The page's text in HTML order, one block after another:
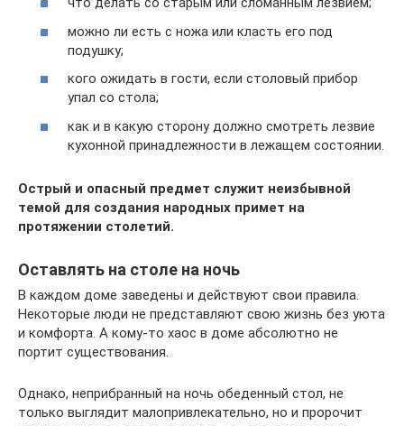
можно ли есть с ножа или класть его под
подушку;
кого ожидать в гости, если столовый прибор
упал со стола;
как и в какую сторону должно смотреть лезвие
кухонной принадлежности в лежащем состоянии.
Острый и опасный предмет служит неизбывной
темой для создания народных примет на
протяжении столетий.
Оставлять на столе на ночь
В каждом доме заведены и действуют свои правила.
Некоторые люди не представляют свою жизнь без уюта
и комфорта. А кому-то хаос в доме абсолютно не
портит существования.
Однако, неприбранный на ночь обеденный стол, не
только выглядит малопривлекательно, но и пророчит